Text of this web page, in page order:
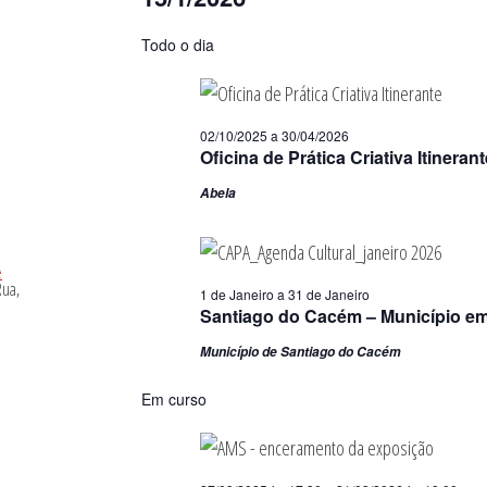
15/01/2026
Todo o dia
Oficina de Prática Criativa
02/10/2025 a 30/04/2026
Abela
Santiago do Cacém – Município
1 de Janeiro a 31 de Janeiro
Município de Santiago do Cacém
Em curso